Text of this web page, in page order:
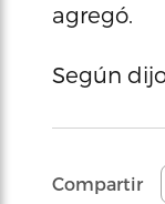
agregó.
Según
Compartir